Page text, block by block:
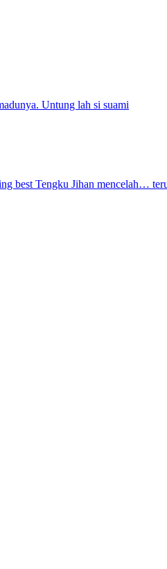
Untung lah si suami
best Tengku Jihan mencelah…